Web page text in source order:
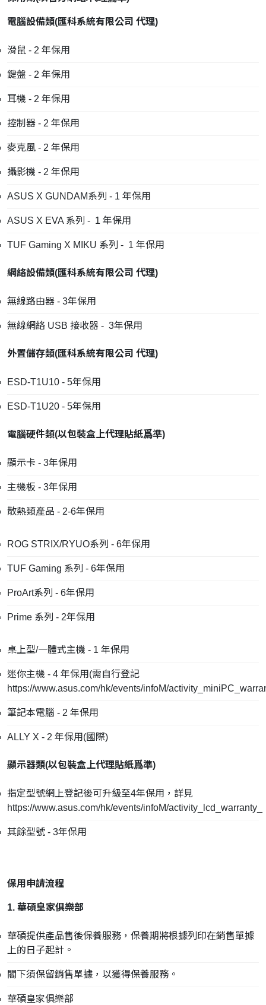
電腦設備類(匯科系統有限公司 代理)
滑鼠 - 2 年保用
鍵盤 - 2 年保用
耳機 - 2 年保用
控制器 - 2 年保用
麥克風 - 2 年保用
攝影機 - 2 年保用
ASUS X GUNDAM系列 - 1 年保用
ASUS X EVA 系列 - 1 年保用
TUF Gaming X MIKU 系列 - 1 年保用
網絡設備類(匯科系統有限公司 代理)
無線路由器 - 3年保用
無線網絡 USB 接收器 - 3年保用
外置儲存類(匯科系統有限公司 代理)
ESD-T1U10 - 5年保用
ESD-T1U20 - 5年保用
電腦硬件類(以包裝盒上代理貼紙爲準)
顯示卡 - 3年保用
主機板 - 3年保用
散熱類產品 - 2-6年保用
ROG STRIX/RYUO系列 - 6年保用
TUF Gaming 系列 - 6年保用
ProArt系列 - 6年保用
Prime 系列 - 2年保用
桌上型/一體式主機 - 1 年保用
迷你主機 - 4 年保用(需自行登記
https://www.asus.com/hk/events/infoM/
筆記本電腦 - 2 年保用
ALLY X - 2 年保用(國際)
顯示器類(以包裝盒上代理貼紙爲準)
指定型號網上登記後可升級至4年保用，詳見
https://www.asus.com/hk/events/infoM/activity_lcd_warranty_
其餘型號 - 3年保用
保用申請流程
1. 華碩皇家俱樂部
華碩提供產品售後保養服務，保養期將根據列印在銷售單據
上的日子起計。
閣下須保留銷售單據，以獲得保養服務。
華碩皇家俱樂部